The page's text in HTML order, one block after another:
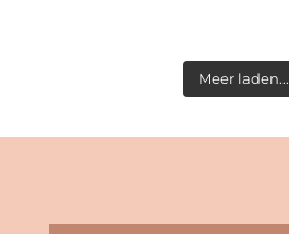
Meer laden...